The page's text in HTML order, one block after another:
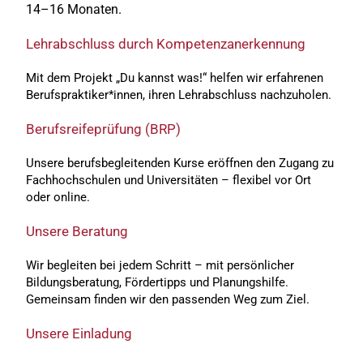
14–16 Monaten.
Lehrabschluss durch Kompetenzanerkennung
Mit dem Projekt „Du kannst was!“ helfen wir erfahrenen
Berufspraktiker*innen, ihren Lehrabschluss nachzuholen.
Berufsreifeprüfung (BRP)
Unsere berufsbegleitenden Kurse eröffnen den Zugang zu
Fachhochschulen und Universitäten – flexibel vor Ort
oder online.
Unsere Beratung
Wir begleiten bei jedem Schritt – mit persönlicher
Bildungsberatung, Fördertipps und Planungshilfe.
Gemeinsam finden wir den passenden Weg zum Ziel.
Unsere Einladung